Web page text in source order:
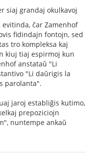
siaj grandaj okulkavoj
ĉar Zamenhof
fidindajn fontojn, sed
tro kompleksa kaj
kiuj tiaj espirmoj kun
anstataŭ "Li
"Li daŭrigis la
parolanta".
jaroj establiĝis kutimo,
prepoziciojn
nuntempe ankaŭ